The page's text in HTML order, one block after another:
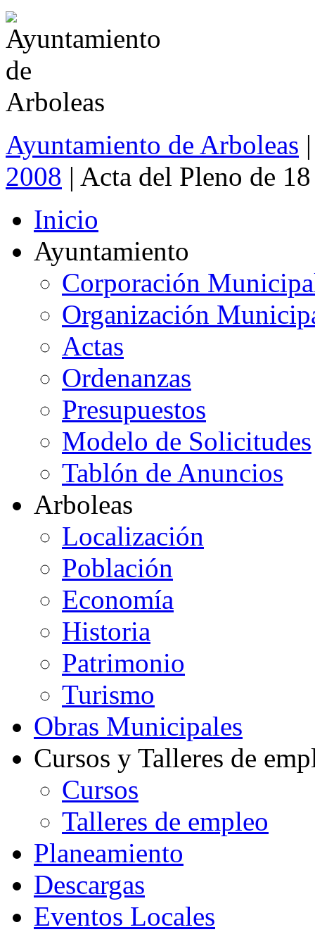
Ayuntamiento de Arboleas
2008 | Acta del Pleno de
Inicio
Ayuntamiento
Corporación
Organización
Actas
Ordenanzas
Presupuestos
Modelo de Solicitudes
Tablón de Anuncios
Arboleas
Localización
Población
Economía
Historia
Patrimonio
Turismo
Obras Municipales
Cursos y Talleres de
Cursos
Talleres de empleo
Planeamiento
Descargas
Eventos Locales